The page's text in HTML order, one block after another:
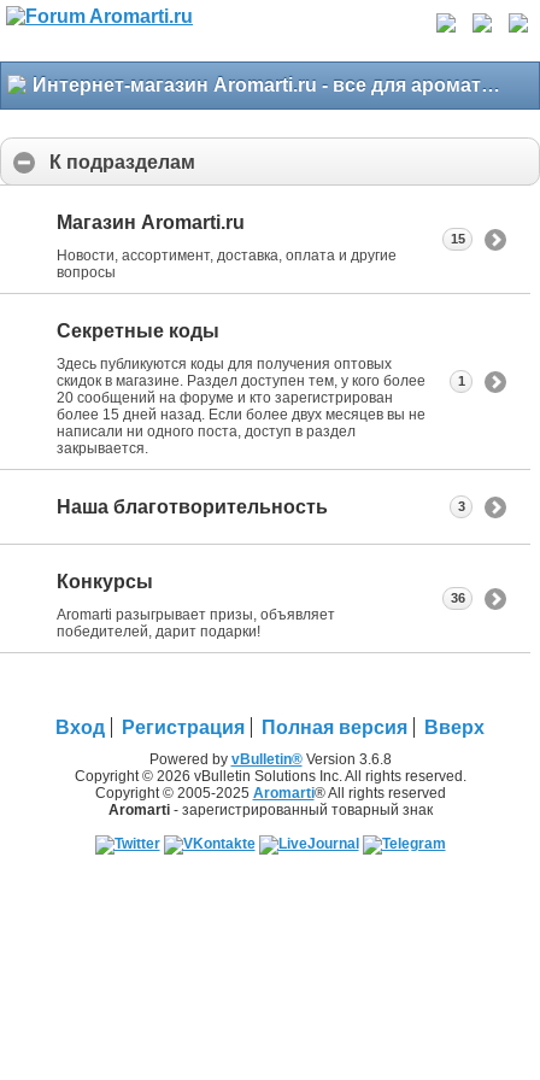
Интернет-магазин Aromarti.ru - все для ароматерапии
К подразделам
Магазин Aromarti.ru
Новости, ассортимент, доставка, оплата и другие
вопросы
15
Секретные коды
Здесь публикуются коды для получения оптовых
скидок в магазине. Раздел доступен тем, у кого более
20 сообщений на форуме и кто зарегистрирован
более 15 дней назад. Если более двух месяцев вы не
написали ни одного поста, доступ в раздел
закрывается.
1
Наша благотворительность 3
Конкурсы
Aromarti разыгрывает призы, объявляет
победителей, дарит подарки!
36
Вход Регистрация Полная версия Вверх
Powered by vBulletin®Version 3.6.8
Copyright © 2026 vBulletin Solutions Inc. All rights reserved.
Copyright © 2005-2025 Aromarti® All rights reserved
Aromarti- зарегистрированный товарный знак